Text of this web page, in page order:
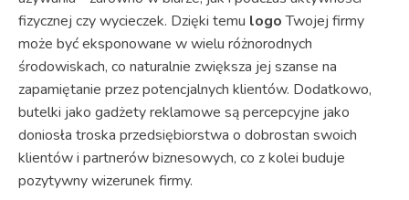
fizycznej czy wycieczek. Dzięki temu logoTwojej firmy
może być eksponowane w wielu różnorodnych
środowiskach, co naturalnie zwiększa jej szanse na
zapamiętanie przez potencjalnych klientów. Dodatkowo,
butelki jako gadżety reklamowe są percepcyjne jako
doniosła troska przedsiębiorstwa o dobrostan swoich
klientów i partnerów biznesowych, co z kolei buduje
pozytywny wizerunek firmy.